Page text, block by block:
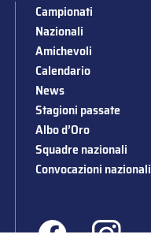
Campionati
Nazionali
Amichevoli
Calendario
News
Stagioni passate
Albo d’Oro
Squadre nazionali
Convocazioni nazionali